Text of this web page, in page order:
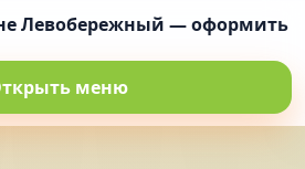
Левобережный — оформить
меню